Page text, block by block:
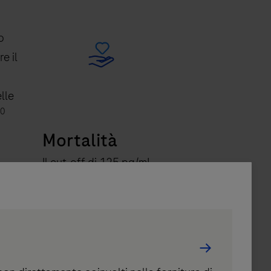
il
Mortalità
Il cut-off di 125 pg/mL